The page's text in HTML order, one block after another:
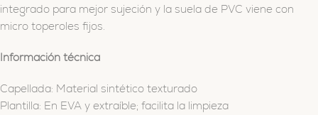
integrado para mejor sujeción y la suela de PVC viene con
micro toperoles fijos.
Información técnica
Capellada: Material sintético texturado
Plantilla: En EVA y extraíble; facilita la limpieza